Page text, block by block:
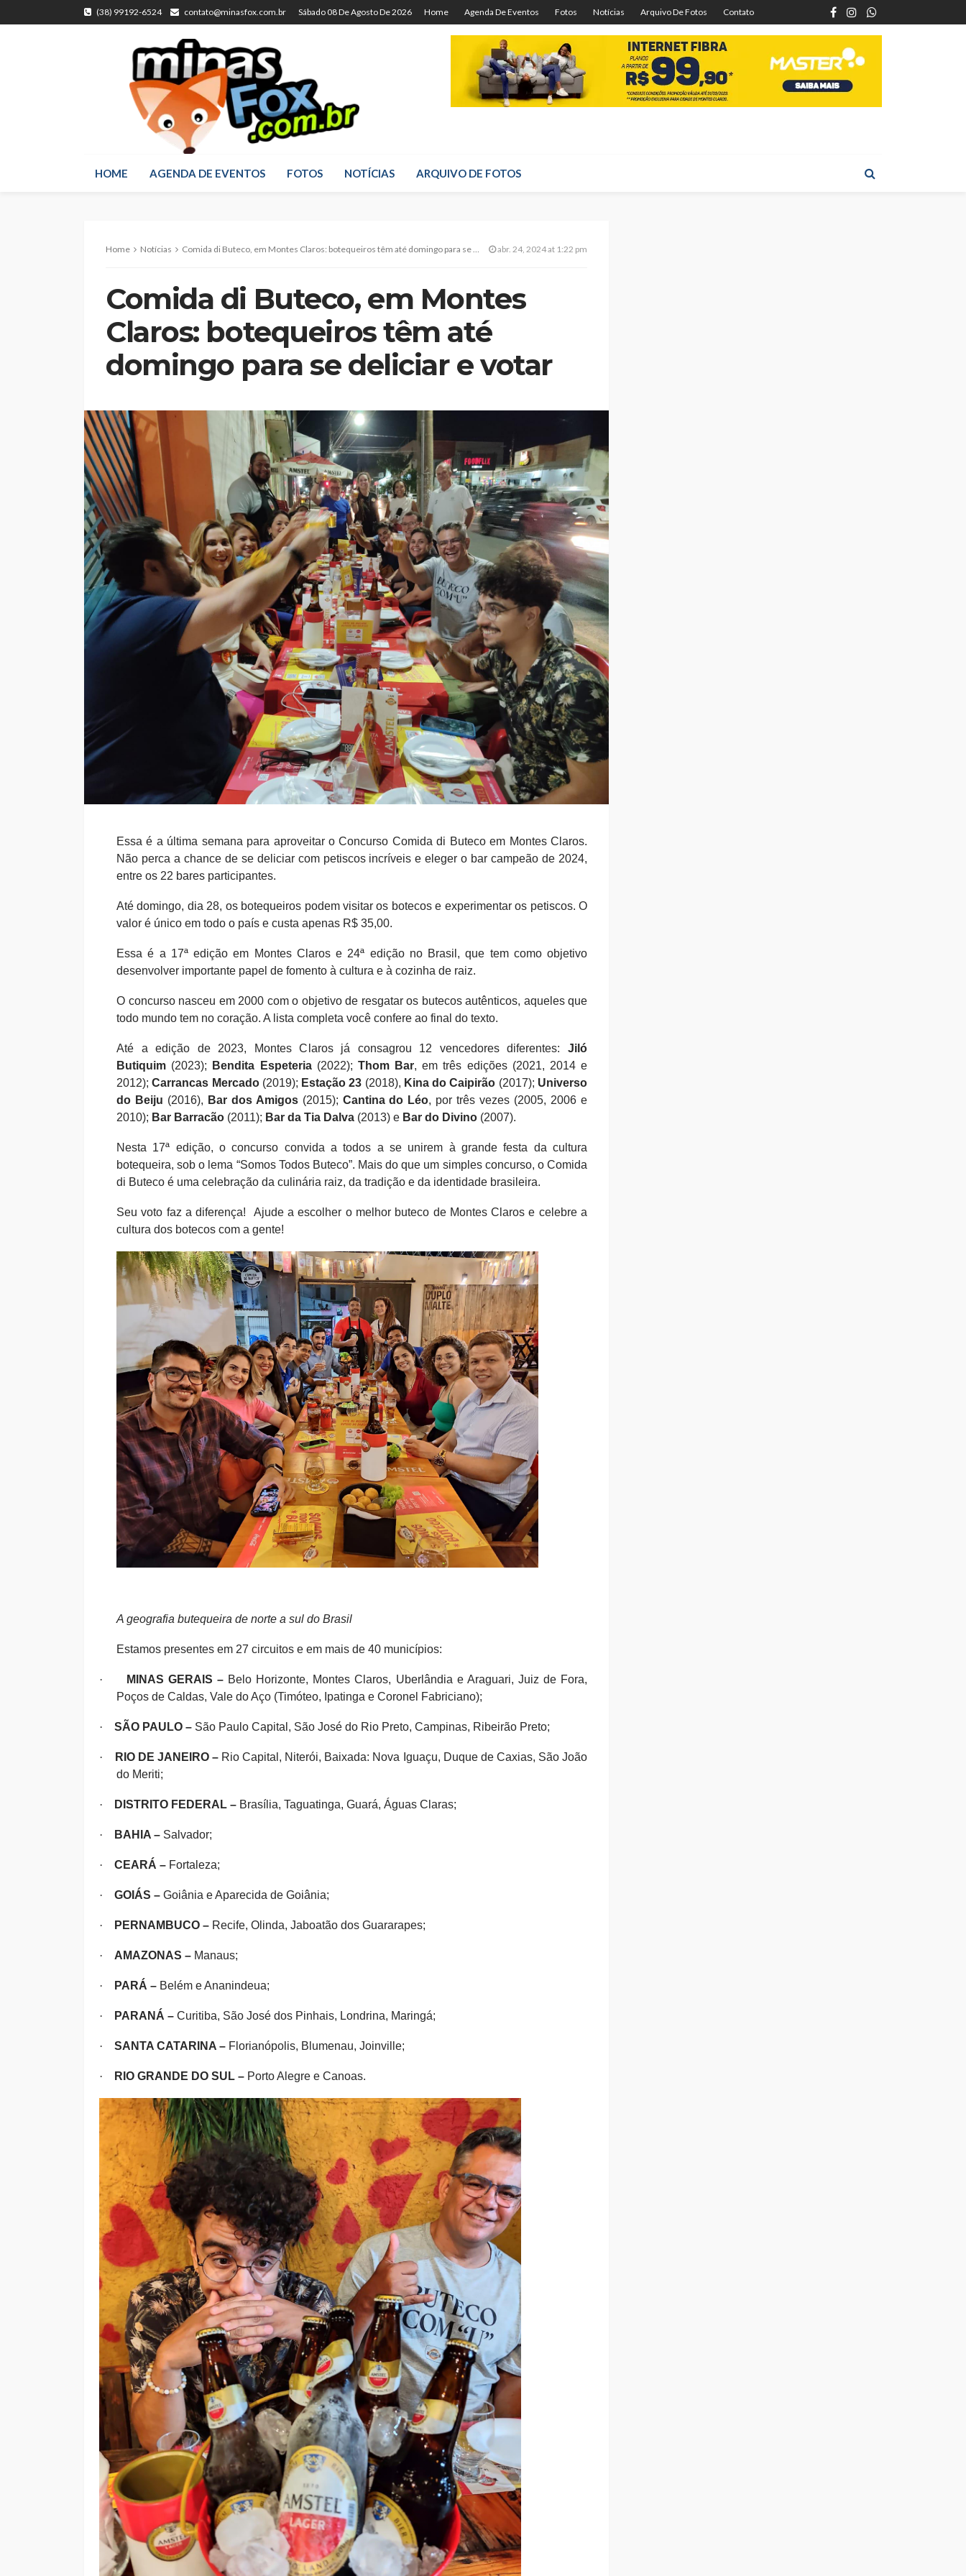
(38) 99192-6524 contato@minasfox.com.br Sábado 08 De Agosto De 2026 Home Agenda De Eventos Fotos Notícias Arquivo De Fotos Contato
HOME AGENDA DE EVENTOS FOTOS NOTÍCIAS ARQUIVO DE FOTOS
Home Notícias Comida di Buteco, em Montes Claros: botequeiros têm até domingo para se deliciar e votar abr. 24, 2024 at 1:22 pm
Comida di Buteco, em Montes
Claros: botequeiros têm até
domingo para se deliciar e votar
Essa é a última semana para aproveitar o Concurso Comida di Buteco em Montes Claros.
Não perca a chance de se deliciar com petiscos incríveis e eleger o bar campeão de 2024,
entre os 22 bares participantes.
Até domingo, dia 28, os botequeiros podem visitar os botecos e experimentar os petiscos. O
valor é único em todo o país e custa apenas R$ 35,00.
Essa é a 17ª edição em Montes Claros e 24ª edição no Brasil, que tem como objetivo
desenvolver importante papel de fomento à cultura e à cozinha de raiz.
O concurso nasceu em 2000 com o objetivo de resgatar os butecos autênticos, aqueles que
todo mundo tem no coração. A lista completa você confere ao final do texto.
Até a edição de 2023, Montes Claros já consagrou 12 vencedores diferentes: Jiló
Butiquim (2023); Bendita Espeteria(2022); Thom Bar, em três edições (2021, 2014 e
2012);Carrancas Mercado(2019); Estação 23 (2018), Kina do Caipirão (2017); Universo
do Beiju (2016), Bar dos Amigos(2015); Cantina do Léo, por três vezes (2005, 2006 e
2010); Bar Barracão (2011); Bar da Tia Dalva (2013) e Bar do Divino (2007).
Nesta 17ª edição, o concurso convida a todos a se unirem à grande festa da cultura
botequeira, sob o lema “Somos Todos Buteco”. Mais do que um simples concurso, o Comida
di Buteco é uma celebração da culinária raiz, da tradição e da identidade brasileira.
Seu voto faz a diferença! Ajude a escolher o melhor buteco de Montes Claros e celebre a
cultura dos botecos com a gente!
A geografia butequeira de norte a sul do Brasil
Estamos presentes em 27 circuitos e em mais de 40 municípios:
· MINAS GERAIS – Belo Horizonte, Montes Claros, Uberlândia e Araguari, Juiz de Fora,
Poços de Caldas, Vale do Aço (Timóteo, Ipatinga e Coronel Fabriciano);
· SÃO PAULO – São Paulo Capital, São José do Rio Preto, Campinas, Ribeirão Preto;
· RIO DE JANEIRO – Rio Capital, Niterói, Baixada: Nova Iguaçu, Duque de Caxias, São João
do Meriti;
· DISTRITO FEDERAL – Brasília, Taguatinga, Guará, Águas Claras;
· BAHIA – Salvador;
· CEARÁ – Fortaleza;
· GOIÁS – Goiânia e Aparecida de Goiânia;
· PERNAMBUCO – Recife, Olinda, Jaboatão dos Guararapes;
· AMAZONAS – Manaus;
· PARÁ – Belém e Ananindeua;
· PARANÁ – Curitiba, São José dos Pinhais, Londrina, Maringá;
· SANTA CATARINA – Florianópolis, Blumenau, Joinville;
· RIO GRANDE DO SUL – Porto Alegre e Canoas.